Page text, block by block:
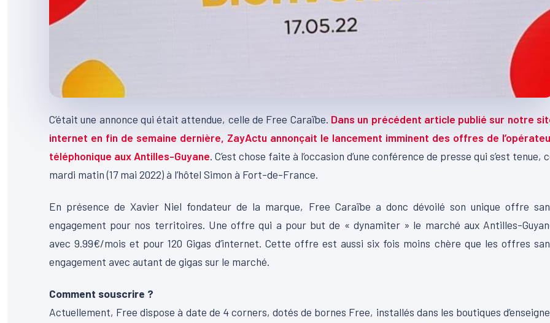
C’était une annonce qui était attendue, celle de Free Caraïbe. Dans un précédent article publié sur notre
internet en fin de semaine dernière, ZayActu annonçait le lancement imminent des offres de
téléphonique aux Antilles-Guyane. C’est chose faite à l’occasion d’une conférence de presse qui s’est tenue,
mardi matin (17 mai 2022) à l’hôtel Simon à Fort-de-France.
En présence de Xavier Niel fondateur de la marque, Free Caraïbe a donc dévoilé son unique offre
engagement pour nos territoires. Une offre qui a pour but de « dynamiter » le marché aux Antilles-
avec 9.99€/mois et pour 120 Gigas d’internet. Cette offre est aussi six fois moins chère que les offres
engagement avec autant de gigas sur le marché.
Comment souscrire ?
Actuellement, Free dispose à date de 4 corners, dotés de bornes Free, installés dans les boutiques